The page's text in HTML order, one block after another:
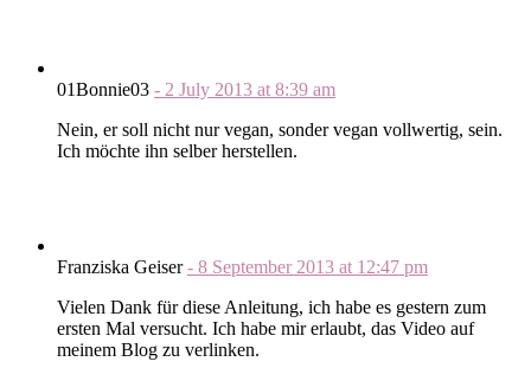
01Bonnie03 - 2 July 2013 at 8:39 am
Nein, er soll nicht nur vegan, sonder vegan vollwertig, sein.
Ich möchte ihn selber herstellen.
Franziska Geiser- 8 September 2013 at 12:47 pm
Vielen Dank für diese Anleitung, ich habe es gestern zum
ersten Mal versucht. Ich habe mir erlaubt, das Video auf
meinem Blog zu verlinken.